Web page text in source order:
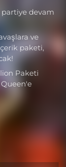
partiye devam
ve
paketi,
Paketi